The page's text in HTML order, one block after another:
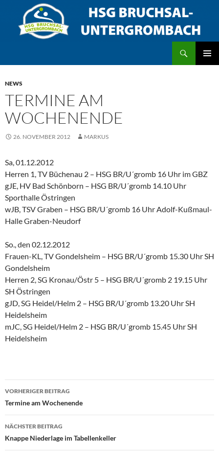
springen
NEWS
TERMINE AM
WOCHENENDE
26. NOVEMBER 2012 MARKUS
Sa, 01.12.2012
Herren 1, TV Büchenau 2 – HSG BR/U´gromb 16 Uhr im GBZ
gJE, HV Bad Schönborn – HSG BR/U´gromb 14.10 Uhr
Sporthalle Östringen
wJB, TSV Graben – HSG BR/U´gromb 16 Uhr Adolf-Kußmaul-
Halle Graben-Neudorf
So., den 02.12.2012
Frauen-KL, TV Gondelsheim – HSG BR/U´gromb 15.30 Uhr SH
Gondelsheim
Herren 2, SG Kronau/Östr 5 – HSG BR/U´gromb 2 19.15 Uhr
SH Östringen
gJD, SG Heidel/Helm 2 – HSG BR/U´gromb 13.20 Uhr SH
Heidelsheim
mJC, SG Heidel/Helm 2 – HSG BR/U´gromb 15.45 Uhr SH
Heidelsheim
Beitragsnavigation
VORHERIGER BEITRAG
Termine am Wochenende
NÄCHSTER BEITRAG
Knappe Niederlage im Tabellenkeller